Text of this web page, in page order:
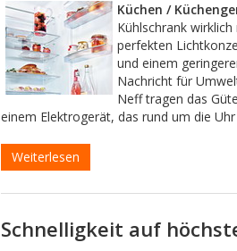
Küchen /
Kühlschrank
perfekten
und einem
Nachricht für
Neff tragen das
einem Elektrogerät, das rund um die
Weiterlesen
Schnelligkeit auf